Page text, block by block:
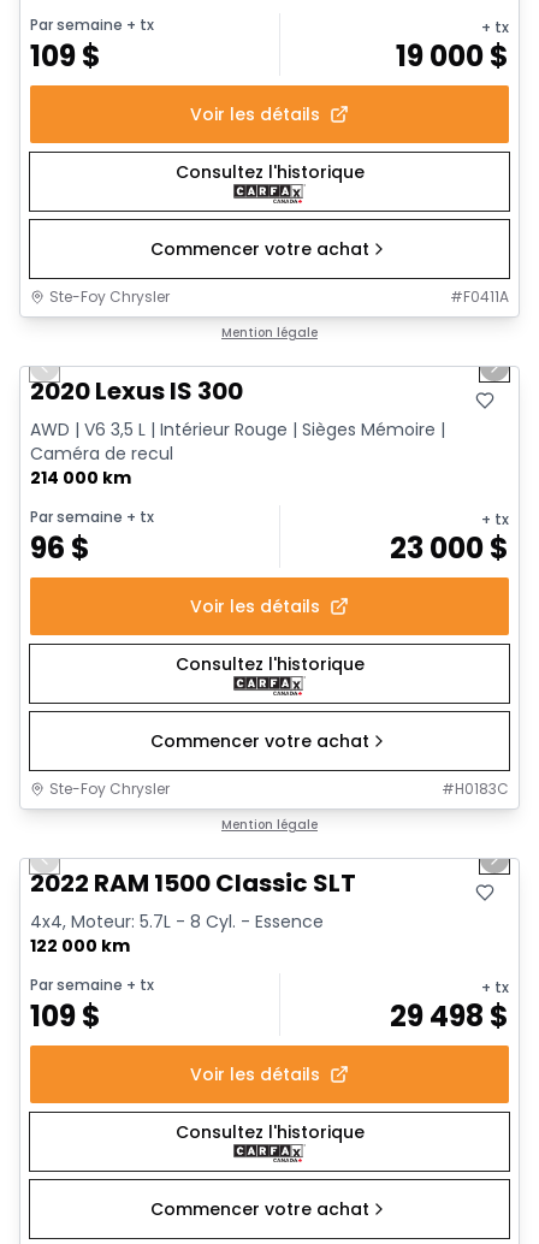
Par semaine + tx
109$
+ tx
19 000$
Voir les détails
Consultez l'historique
Commencer votre achat
Ste-Foy Chrysler #F0411A
Mention légale
Previous slide Next
2020 Lexus IS 300
AWD | V6 3,5 L | Intérieur Rouge | Sièges Mémoire |
Caméra de recul
214 000 km
Par semaine + tx
96 $
+ tx
23 000$
Voir les détails
Consultez l'historique
Commencer votre achat
Ste-Foy Chrysler #H0183C
Mention légale
Previous slide Next
2022 RAM 1500 Classic SLT
4x4, Moteur: 5.7L - 8 Cyl. - Essence
122 000 km
Par semaine + tx
109$
+ tx
29 498 $
Voir les détails
Consultez l'historique
Commencer votre achat